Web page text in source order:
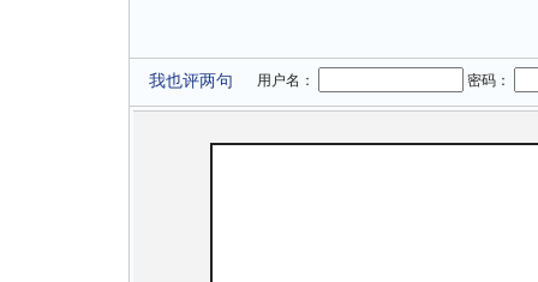
我也评两句 用户名： 密码：